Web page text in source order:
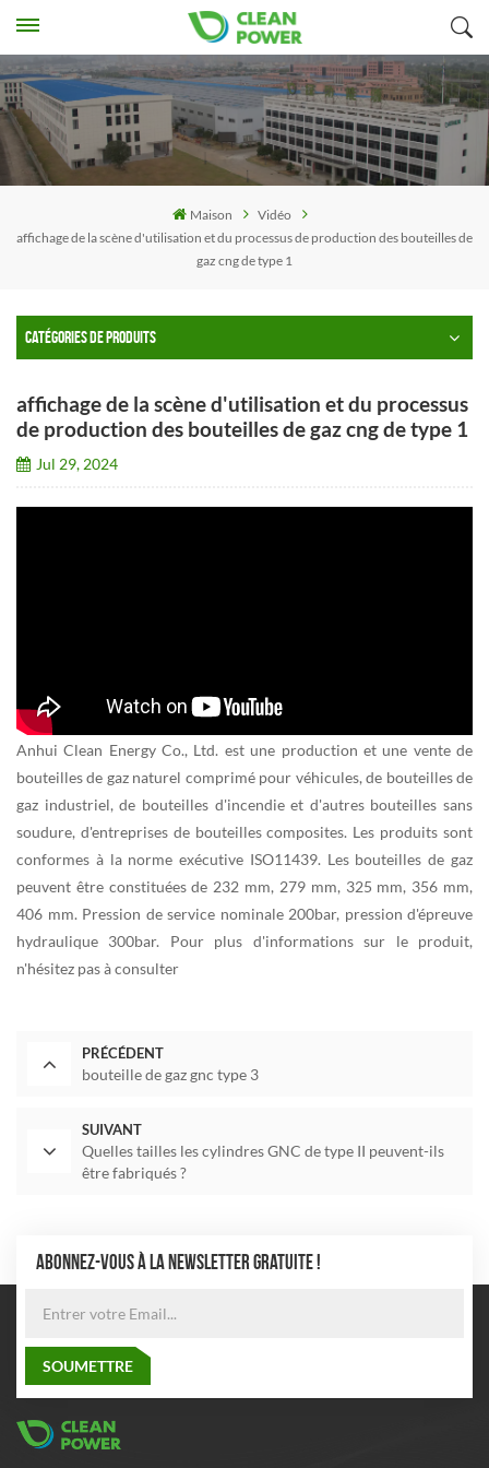
Maison
Vidéo
affichage de la scène d'utilisation et du processus de production des bouteilles de
gaz cng de type 1
CATÉGORIES DE PRODUITS
affichage de la scène d'utilisation et du processus
de production des bouteilles de gaz cng de type 1
Jul 29, 2024
Anhui Clean Energy Co., Ltd. est une production et une vente de
bouteilles de gaz naturel comprimé pour véhicules, de bouteilles de
gaz industriel, de bouteilles d'incendie et d'autres bouteilles sans
soudure, d'entreprises de bouteilles composites. Les produits sont
conformes à la norme exécutive ISO11439. Les bouteilles de gaz
peuvent être constituées de 232 mm, 279 mm, 325 mm, 356 mm,
406 mm. Pression de service nominale 200bar, pression d'épreuve
hydraulique 300bar. Pour plus d'informations sur le produit,
n'hésitez pas à consulter
PRÉCÉDENT
bouteille de gaz gnc type 3
SUIVANT
Quelles tailles les cylindres GNC de type II peuvent-ils
être fabriqués ?
ABONNEZ-VOUS À LA NEWSLETTER GRATUITE !